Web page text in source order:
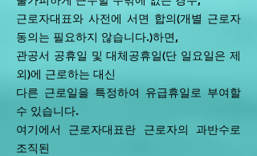
근로자대표와 사전에 서면 합의(개별 근로자
동의는 필요하지 않습니다.)하면,
관공서 공휴일 및 대체공휴일(단 일요일은 제
외)에 근로하는 대신
다른 근로일을 특정하여 유급휴일로 부여할
수 있습니다.
여기에서 근로자대표란 근로자의 과반수로
조직된